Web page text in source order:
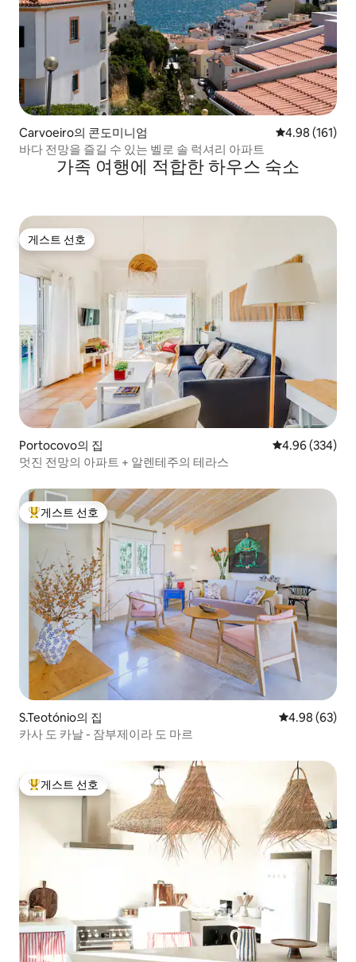
Carvoeiro의 콘도미니엄 평점 4.98점(5
4.98 (161)
바다 전망을 즐길 수 있는 벨로 솔 럭셔리 아파트
가족 여행에 적합한 하우스 숙소
게스트 선호
게스트 선호
Portocovo의 집 평점 4.96점(5
4.96 (334)
멋진 전망의 아파트 + 알렌테주의 테라스
상위 게스트 선호
게스트 선호
S.Teotónio의 집 평점 4.98점(5
4.98 (63)
카사 도 카날 - 잠부제이라 도 마르
상위 게스트 선호
게스트 선호